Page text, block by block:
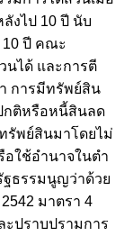
งไป 10 ปี นับ
10 ปี คณะ
นได้ และการตี
การมีทรัพย์สิน
กติหรือหนี้สินลด
รัพย์สินมาโดยไม่
ใช้อํานาจในตํา
ธรรมนูญว่าด้วย
มาตรา 4
ะปราบปรามการ